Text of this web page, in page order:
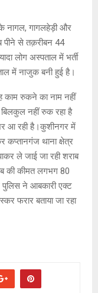
नागल, गागलहेड़ी और
पीने से तक़रीबन 44
लोग अस्पताल में भर्ती
में नाजुक बनी हुई है।
काम रुकने का नाम नहीं
नहीं रुक रहा है
आ रही है।कुशीनगर में
कप्तानगंज थाना क्षेत्र
ले जाई जा रही शराब
की कीमत लगभग 80
ने आबकारी एक्ट
फरार बताया जा रहा